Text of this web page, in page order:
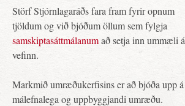
Störf Stjórnlagaráðs fara fram fyrir opnum
tjöldum og við bjóðum öllum sem fylgja
samskiptasáttmálanumað setja inn ummæli á
vefinn.
Markmið umræðukerfisins er að bjóða upp á
málefnalega og uppbyggjandi umræðu.